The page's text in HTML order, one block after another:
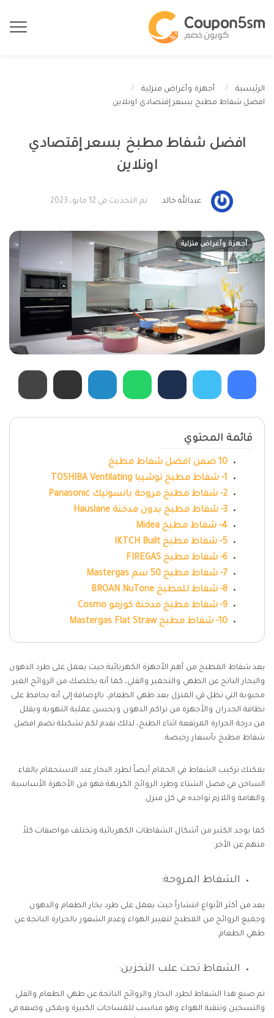
الرئيسية
أجهزة وأغراض منزلية
افضل شفاط مطبخ بسعر إقتصادي اونلاين
افضل شفاط مطبخ بسعر إقتصادي
اونلاين
عبدالله خالد تم التحديث في 12 مايو، 2023
أجهزة وأغراض منزلية
قائمة المحتوي
10 ضمن افضل شفاط مطبخ
1- شفاط مطبخ توشيبا TOSHIBA Ventilating
2- شفاط مطبخ مروحة بانسونيك Panasonic
3- شفاط مطبخ بدون مدخنة Hauslane
4- شفاط مطبخ Midea
5- شفاط مطبخ IKTCH Built
6- شفاط مطبخ FIREGAS
7- شفاط مطبخ 50 سم Mastergas
8- شفاط للمطبخ BROAN NuTone
9- شفاط مطبخ مدخنة كوزمو Cosmo
10- شفاط مطبخ Mastergas Flat Straw
يعد شفاط المطبخ من أهم الأجهزة الكهربائية حيث يعمل على طرد الدهون
والبخار الناتج عن الطهي والتحمير والقلي، كما أنه يخلصك من الروائح الغير
محبوبة التي تظل في المنزل بعد طهي الطعام، بالإضافة إلى أنه يحافظ على
نظافة الجدران والأجهزة من تراكم الدهون ويحسن عملية التهوية ويقلل
من درجة الحرارة المرتفعة اثناء الطبخ، لذلك نقدم لكم تشكيلة تضم افضل
شفاط مطبخ بأسعار رخيصة.
يمكنك تركيب الشفاط في الحمام أيضاً لطرد البخار عند الاستحمام بالماء
الساخن في فصل الشتاء وطرد الروائح الكريهة فهو من الأجهزة الأساسية
والهامة واللازم تواجده في كل منزل.
كما يوجد الكثير من أشكال الشفاطات الكهربائية وتختلف مواصفات كلاً
منهم عن الأخر:
الشفاط المروحة:
يعد من أكثر الأنواع انتشاراً حيث يعمل على طرد بخار الطعام والدهون
وجميع الروائح من المطبخ لتغيير الهواء وعدم الشعور بالحرارة الناتجة عن
طهي الطعام.
الشفاط تحت علب التخزين:
تم صنع هذا الشفاط لطرد البخار والروائح الناتجة عن طهي الطعام والقلي
والتسخين وتنقية الهواء وهو مناسب للمساحات الكبيرة ويمكن وضعه في